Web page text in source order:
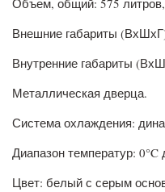
Объем, общий: 575
Внешние габариты
Внутренние габариты
Металлическая дверца.
Система охлаждения:
Диапазон температур: 0°C
Цвет: белый с серым